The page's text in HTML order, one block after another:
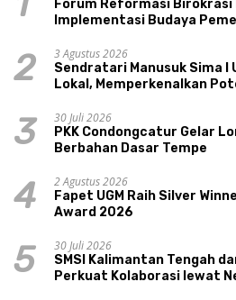
Forum Reformasi
Implementasi Budaya
2
3 Agustus 2026
Sendratari Manusuk Sima
Lokal, Memperkenalkan
3
30 Juli 2026
PKK Condongcatur Gelar
Berbahan Dasar Tempe
4
2 Agustus 2026
Fapet UGM Raih Silver
Award 2026
5
30 Juli 2026
SMSI Kalimantan Tengah
Perkuat Kolaborasi lewat